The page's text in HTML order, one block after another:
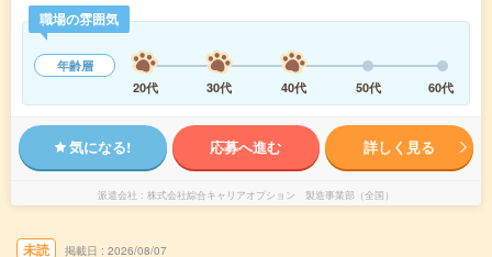
職場の雰囲気
年齢層
20代
30代 40代 50代 60代
気になる! 応募へ進む 詳しく見る
派遣会社 株式会社綜合キャリアオプション 製造事業部（全国）
未読 掲載日 2026/08/07